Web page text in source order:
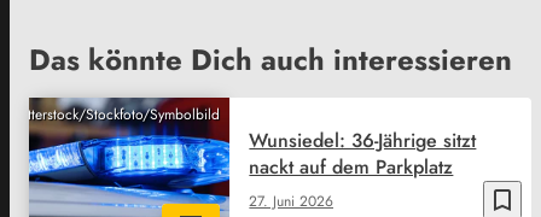
Das könnte Dich auch interessieren
Shutterstock/Stockfoto/Symbolbild
bookmark_border
27. Juni 2026
Wunsiedel: 36-Jährige sitzt
nackt auf dem Parkplatz